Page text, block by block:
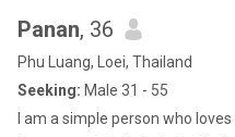
Panan, 36
Phu Luang, Loei, Thailand
Seeking: Male 31 - 55
I am a simple person who loves